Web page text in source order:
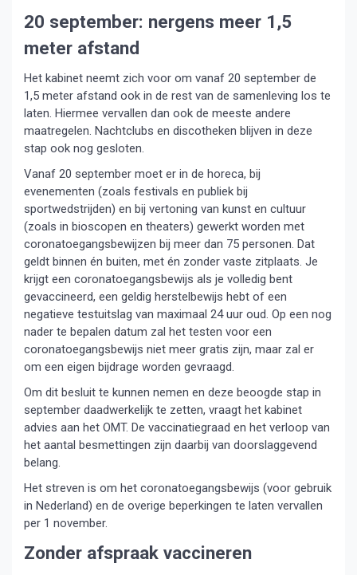
20 september: nergens meer 1,5
meter afstand
Het kabinet neemt zich voor om vanaf 20 september de
1,5 meter afstand ook in de rest van de samenleving los te
laten. Hiermee vervallen dan ook de meeste andere
maatregelen. Nachtclubs en discotheken blijven in deze
stap ook nog gesloten.
Vanaf 20 september moet er in de horeca, bij
evenementen (zoals festivals en publiek bij
sportwedstrijden) en bij vertoning van kunst en cultuur
(zoals in bioscopen en theaters) gewerkt worden met
coronatoegangsbewijzen bij meer dan 75 personen. Dat
geldt binnen én buiten, met én zonder vaste zitplaats. Je
krijgt een coronatoegangsbewijs als je volledig bent
gevaccineerd, een geldig herstelbewijs hebt of een
negatieve testuitslag van maximaal 24 uur oud. Op een nog
nader te bepalen datum zal het testen voor een
coronatoegangsbewijs niet meer gratis zijn, maar zal er
om een eigen bijdrage worden gevraagd.
Om dit besluit te kunnen nemen en deze beoogde stap in
september daadwerkelijk te zetten, vraagt het kabinet
advies aan het OMT. De vaccinatiegraad en het verloop van
het aantal besmettingen zijn daarbij van doorslaggevend
belang.
Het streven is om het coronatoegangsbewijs (voor gebruik
in Nederland) en de overige beperkingen te laten vervallen
per 1 november.
Zonder afspraak vaccineren